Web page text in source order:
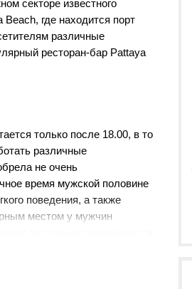
секторе известного
где находится порт
различные
ресторан-бар Pattaya
только после 18.00, в то
различные
не очень
время мужской половине
поведения, а также
местом у мужчин
эти заведения